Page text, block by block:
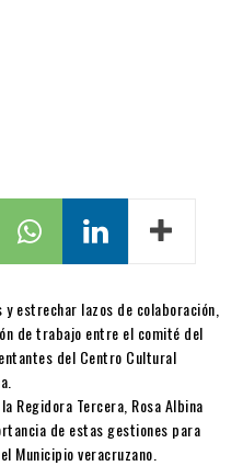
estrechar lazos de colaboración,
de trabajo entre el comité del
del Centro Cultural
Regidora Tercera, Rosa Albina
de estas gestiones para
Municipio veracruzano.